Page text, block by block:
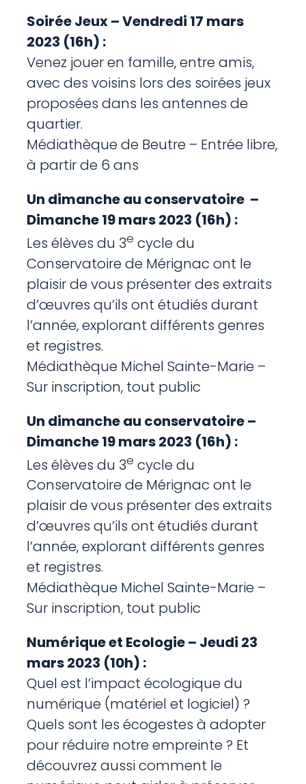
Soirée Jeux – Vendredi 17 mars
2023 (16h) :
Venez jouer en famille, entre amis,
avec des voisins lors des soirées jeux
proposées dans les antennes de
quartier.
Médiathèque de Beutre – Entrée libre,
à partir de 6 ans
Un dimanche au conservatoire –
Dimanche 19 mars 2023 (16h) :
Les élèves du 3e cycle du
Conservatoire de Mérignac ont le
plaisir de vous présenter des extraits
d’œuvres qu’ils ont étudiés durant
l’année, explorant différents genres
et registres.
Médiathèque Michel Sainte-Marie –
Sur inscription, tout public
Un dimanche au conservatoire –
Dimanche 19 mars 2023 (16h) :
Les élèves du 3e cycle du
Conservatoire de Mérignac ont le
plaisir de vous présenter des extraits
d’œuvres qu’ils ont étudiés durant
l’année, explorant différents genres
et registres.
Médiathèque Michel Sainte-Marie –
Sur inscription, tout public
Numérique et Ecologie – Jeudi 23
mars 2023 (10h) :
Quel est l’impact écologique du
numérique (matériel et logiciel) ?
Quels sont les écogestes à adopter
pour réduire notre empreinte ? Et
découvrez aussi comment le